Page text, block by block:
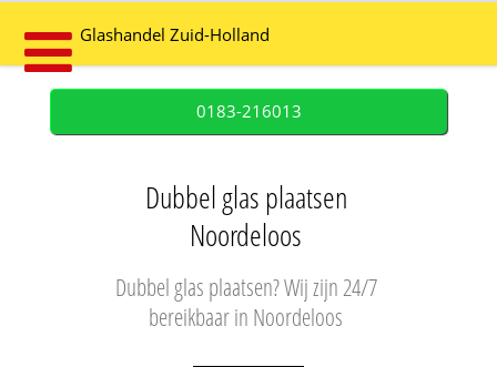
Glashandel Zuid-Holland
0183-216013
Dubbel glas plaatsen
Noordeloos
Dubbel glas plaatsen? Wij zijn 24/7
bereikbaar in Noordeloos